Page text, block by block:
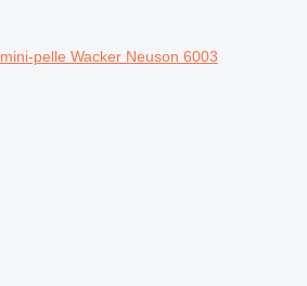
mini-pelle Wacker Neuson 6003